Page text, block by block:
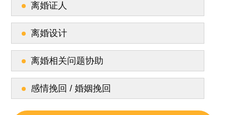
离婚证人
离婚设计
离婚相关问题协助
感情挽回 / 婚姻挽回